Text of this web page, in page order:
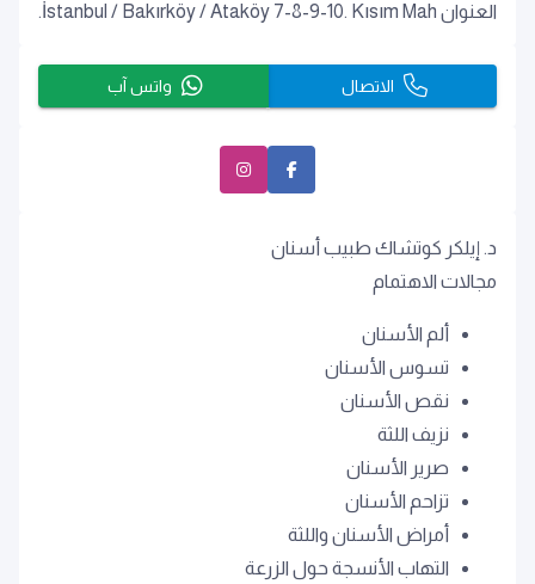
د. إيلكر كوتشاك طبيب أسنان
مجالات الاهتمام
ألم الأسنان
تسوس الأسنان
نقص الأسنان
نزيف اللثة
صرير الأسنان
تزاحم الأسنان
أمراض الأسنان واللثة
التهاب الأنسجة حول الزرعة
العنوان
İstanbul / Bakırköy/Ataköy 7-8-9-10. Kısım Mah.
الاتصال واتس آب